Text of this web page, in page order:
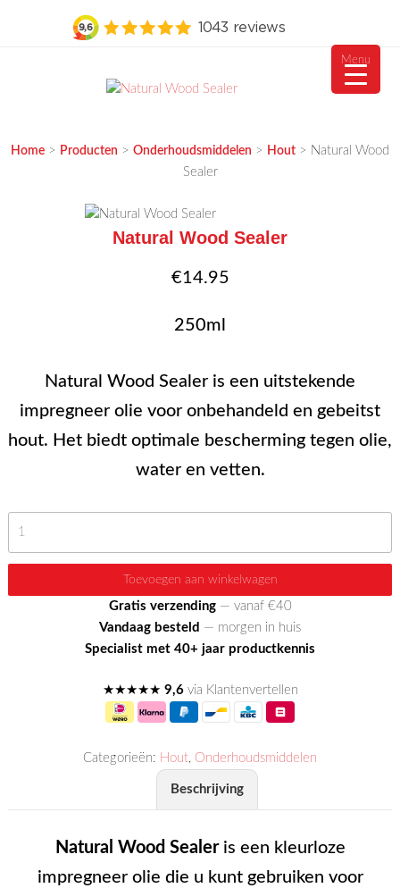
inhoud
Home > Producten > Onderhoudsmiddelen > Hout > Natural Wood
Sealer
Natural Wood Sealer
€14.95
250ml
Natural Wood Sealer is een uitstekende
impregneer olie voor onbehandeld en gebeitst
hout. Het biedt optimale bescherming tegen olie,
water en vetten.
Sealer
Toevoegen aan winkelwagen
Gratis verzending— vanaf €40
Vandaag besteld — morgen in huis
Specialist met 40+ jaar productkennis
★★★★★ 9,6via Klantenvertellen
Categorieën: Hout, Onderhoudsmiddelen
Beschrijving
Natural Wood Sealeris een kleurloze
impregneer olie die u kunt gebruiken voor
Menu